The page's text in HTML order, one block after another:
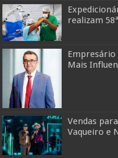
realizam
Empresário
Mais
Vendas
Vaqueiro e